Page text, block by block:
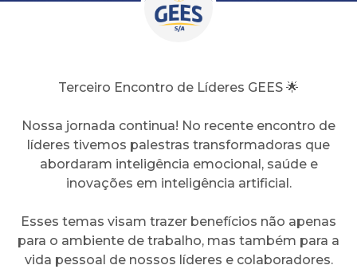
Terceiro Encontro de Líderes GEES 🌟
Nossa jornada continua! No recente encontro de
líderes tivemos palestras transformadoras que
abordaram inteligência emocional, saúde e
inovações em inteligência artificial.
Esses temas visam trazer benefícios não apenas
para o ambiente de trabalho, mas também para a
vida pessoal de nossos líderes e colaboradores.